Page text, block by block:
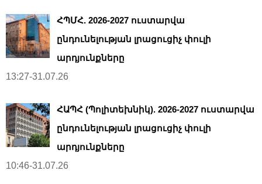
ՀՊՄՀ. 2026-2027 ուստարվա
ընդունելության լրացուցիչ փուլի
արդյունքները
13:27-31.07.26
ՀԱՊՀ (Պոլիտեխնիկ). 2026-2027 ուստարվա
ընդունելության լրացուցիչ փուլի
արդյունքները
10:46-31.07.26